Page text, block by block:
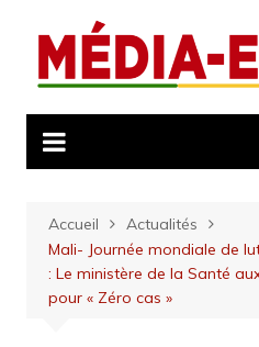
contenu
Accueil
Actualités
Mali- Journée mondiale de
: Le ministère de la Santé
pour « Zéro cas »